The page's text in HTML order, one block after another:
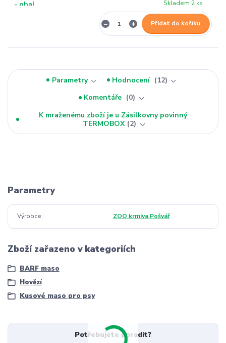
Skladem 2 ks
Přidat do košíku
Parametry Hodnocení
12
Komentáře
0
K mraženému zboží je u Zásilkovny povinný
TERMOBOX 2
Parametry
Výrobce ZOO krmiva Pošvář
Zboží zařazeno v kategoriích
BARF maso
Hovězí
Kusové maso pro psy
Potřebujete poradit?